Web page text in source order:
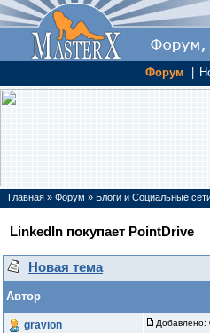
Форум
Главная » Форум » Блоги и Социальные
LinkedIn покупает PointDrive
Новая тема
Автор
gravion Добавлено: